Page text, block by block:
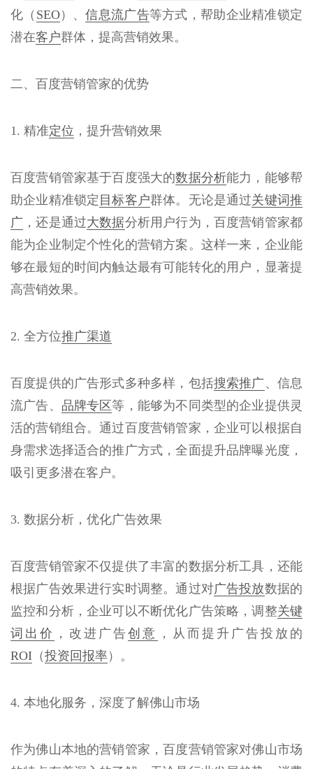
化（ SEO）、信息流广告等方式，帮助企业精准锁定
潜在客户群体，提高营销效果。
二、百度营销管家的优势
1. 精准定位 ，提升营销效果
百度营销管家基于百度强大的数据分析能力，能够帮
助企业精准锁定 目标客户群体。无论是通过关键词推
广 ，还是通过大数据分析用户行为，百度营销管家都
能为企业制定个性化的营销方案。这样一来，企业能
够在最短的时间内触达最有可能转化的用户，显著提
高营销效果。
2. 全方位推广渠道
百度提供的广告形式多种多样，包括搜索推广、信息
流广告、 品牌专区等，能够为不同类型的企业提供灵
活的营销组合。通过百度营销管家，企业可以根据自
身需求选择适合的推广方式，全面提升品牌曝光度，
吸引更多潜在客户。
3. 数据分析，优化广告效果
百度营销管家不仅提供了丰富的数据分析工具，还能
根据广告效果进行实时调整。通过对广告投放数据的
监控和分析，企业可以不断优化广告策略，调整关键
词出价 ，改进广告创意 ，从而提升广告投放的
ROI （投资回报率）。
4. 本地化服务，深度了解佛山市场
作为佛山本地的营销管家，百度营销管家对佛山市场